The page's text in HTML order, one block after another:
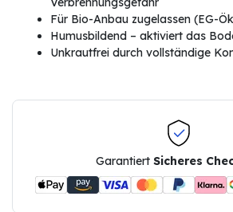
Für Bio-Anbau zugelassen (EG-
Humusbildend – aktiviert das
Unkrautfrei durch vollständige
Garantiert Sicheres